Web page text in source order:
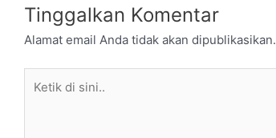
Tinggalkan Komentar
Alamat email Anda tidak akan dipublikasikan.